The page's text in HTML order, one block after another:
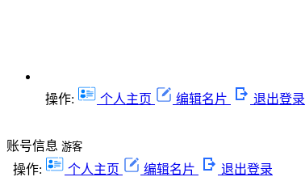
操作: 个人主页 编辑名片 退出登录
账号信息 游客
操作: 个人主页 编辑名片 退出登录